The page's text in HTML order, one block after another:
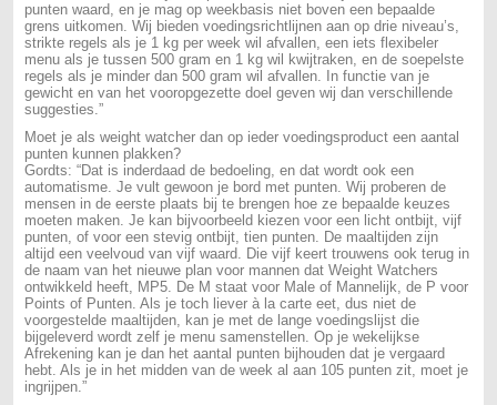
punten waard, en je mag op weekbasis niet boven een bepaalde
grens uitkomen. Wij bieden voedingsrichtlijnen aan op drie niveau’s,
strikte regels als je 1 kg per week wil afvallen, een iets flexibeler
menu als je tussen 500 gram en 1 kg wil kwijtraken, en de soepelste
regels als je minder dan 500 gram wil afvallen. In functie van je
gewicht en van het vooropgezette doel geven wij dan verschillende
suggesties.”
Moet je als weight watcher dan op ieder voedingsproduct een aantal
punten kunnen plakken?
Gordts: “Dat is inderdaad de bedoeling, en dat wordt ook een
automatisme. Je vult gewoon je bord met punten. Wij proberen de
mensen in de eerste plaats bij te brengen hoe ze bepaalde keuzes
moeten maken. Je kan bijvoorbeeld kiezen voor een licht ontbijt, vijf
punten, of voor een stevig ontbijt, tien punten. De maaltijden zijn
altijd een veelvoud van vijf waard. Die vijf keert trouwens ook terug in
de naam van het nieuwe plan voor mannen dat Weight Watchers
ontwikkeld heeft, MP5. De M staat voor Male of Mannelijk, de P voor
Points of Punten. Als je toch liever à la carte eet, dus niet de
voorgestelde maaltijden, kan je met de lange voedingslijst die
bijgeleverd wordt zelf je menu samenstellen. Op je wekelijkse
Afrekening kan je dan het aantal punten bijhouden dat je vergaard
hebt. Als je in het midden van de week al aan 105 punten zit, moet je
ingrijpen.”